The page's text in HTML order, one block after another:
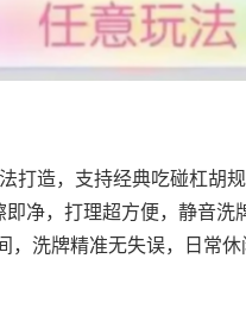
打造，支持经典吃碰杠胡
净，打理超方便，静音洗
，洗牌精准无失误，日常